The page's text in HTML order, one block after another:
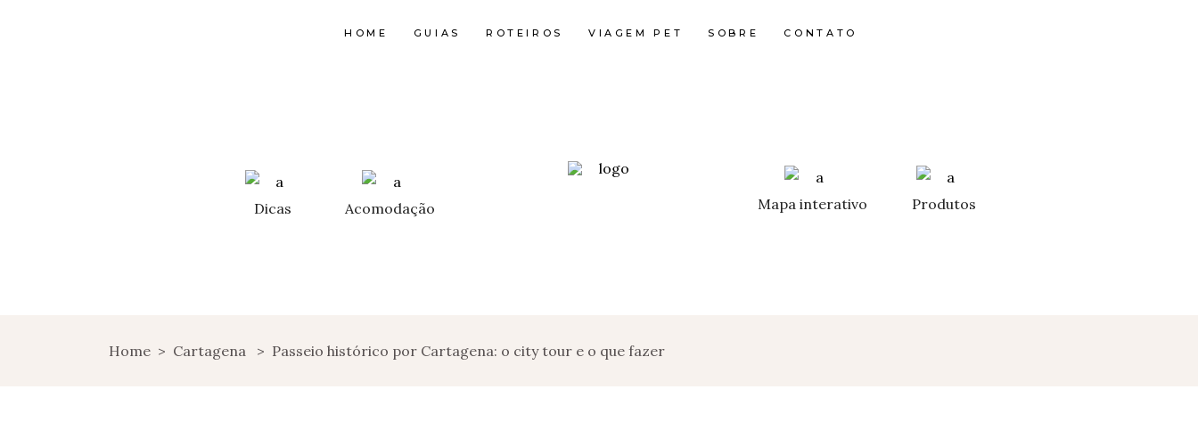
HOME GUIAS ROTEIROS VIAGEM PET SOBRE CONTATO
Dicas Acomodação Mapa interativo Produtos
Home > Cartagena > Passeio histórico por Cartagena: o city tour e o que fazer